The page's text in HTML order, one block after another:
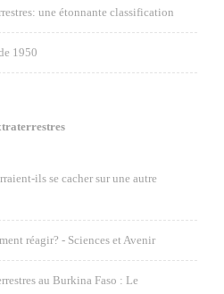
une étonnante classification
1950
ils se cacher sur une autre
réagir? - Sciences et Avenir
au Burkina Faso : Le